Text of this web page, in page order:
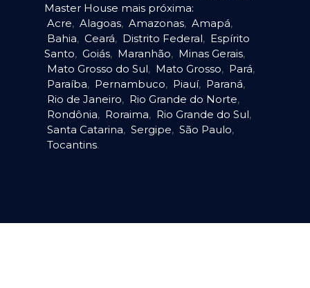
Master House mais próxima:
Acre, Alagoas, Amazonas, Amapá,
Bahia, Ceará, Distrito Federal, Espírito
Santo, Goiás, Maranhão, Minas Gerais,
Mato Grosso do Sul, Mato Grosso, Pará,
Paraíba, Pernambuco, Piauí, Paraná,
Rio de Janeiro, Rio Grande do Norte,
Rondônia, Roraima, Rio Grande do Sul,
Santa Catarina, Sergipe, São Paulo,
Tocantins.